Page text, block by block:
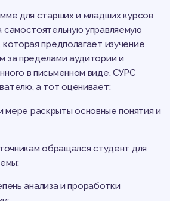
для старших и младших курсов
самостоятельную управляемую
предполагает изучение
за пределами аудитории и
в письменном виде. СУРС
а тот оценивает:
мере раскрыты основные понятия и
обращался студент для
анализа и проработки